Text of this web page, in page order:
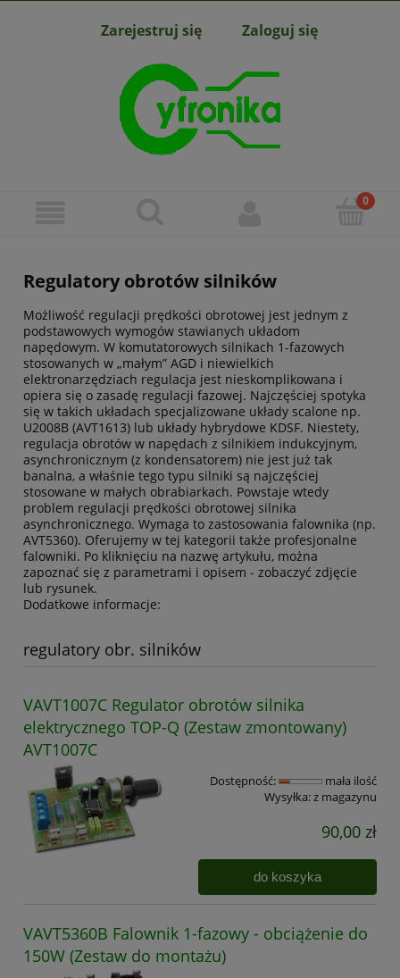
Zarejestruj się Zaloguj się
Regulatory obrotów silników
Możliwość regulacji prędkości obrotowej jest jednym z
podstawowych wymogów stawianych układom
napędowym. W komutatorowych silnikach 1-fazowych
stosowanych w „małym” AGD i niewielkich
elektronarzędziach regulacja jest nieskomplikowana i
opiera się o zasadę regulacji fazowej. Najczęściej spotyka
się w takich układach specjalizowane układy scalone np.
U2008B (AVT1613) lub układy hybrydowe KDSF. Niestety,
regulacja obrotów w napędach z silnikiem indukcyjnym,
asynchronicznym (z kondensatorem) nie jest już tak
banalna, a właśnie tego typu silniki są najczęściej
stosowane w małych obrabiarkach. Powstaje wtedy
problem regulacji prędkości obrotowej silnika
asynchronicznego. Wymaga to zastosowania falownika (np.
AVT5360). Oferujemy w tej kategorii także profesjonalne
falowniki. Po kliknięciu na nazwę artykułu, można
zapoznać się z parametrami i opisem - zobaczyć zdjęcie
lub rysunek.
Dodatkowe informacje:
regulatory obr. silników
VAVT1007C Regulator obrotów silnika
elektrycznego TOP-Q (Zestaw zmontowany)
AVT1007C
Dostępność:
mała ilość
Wysyłka:z magazynu
90,00 zł
do koszyka
VAVT5360B Falownik 1-fazowy - obciążenie do
150W (Zestaw do montażu)